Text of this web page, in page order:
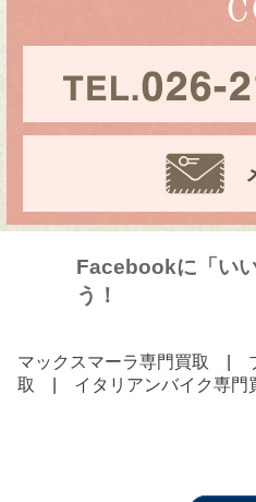
Facebookに「い
う！
マックスマーラ専門買取
取
イタリアンバイク専門